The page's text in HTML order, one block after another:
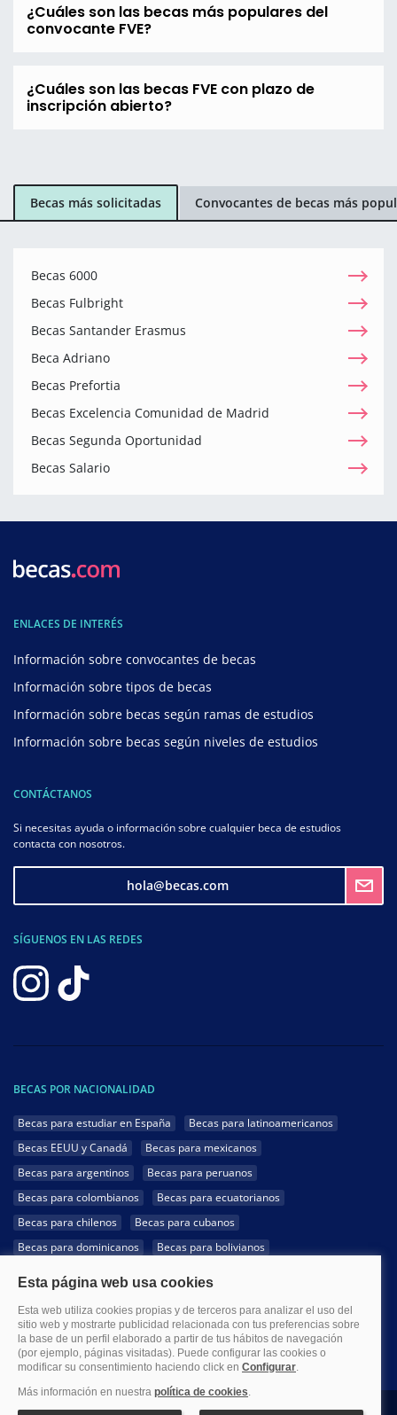
¿Cuáles son las becas más populares del
convocante FVE?
¿Cuáles son las becas FVE con plazo de
inscripción abierto?
Becas más solicitadas Convocantes de becas más
Becas 6000
Becas Fulbright
Becas Santander Erasmus
Beca Adriano
Becas Prefortia
Becas Excelencia Comunidad de Madrid
Becas Segunda Oportunidad
Becas Salario
ENLACES DE INTERÉS
Información sobre convocantes de becas
Información sobre tipos de becas
Información sobre becas según ramas de estudios
Información sobre becas según niveles de estudios
CONTÁCTANOS
Si necesitas ayuda o información sobre cualquier beca de estudios
contacta con nosotros.
hola@becas.com
SÍGUENOS EN LAS REDES
BECAS POR NACIONALIDAD
Becas para estudiar en España
Becas para latinoamericanos
Becas EEUU y Canadá
Becas para mexicanos
Becas para argentinos
Becas para peruanos
Becas para colombianos
Becas para ecuatorianos
Becas para chilenos
Becas para cubanos
Becas para dominicanos
Becas para bolivianos
Becas para hondureños
Becas para paraguayos
Becas para uruguayos
Becas para salvadoreños
1999-2026 Becas.com @Todos los derechos reservados